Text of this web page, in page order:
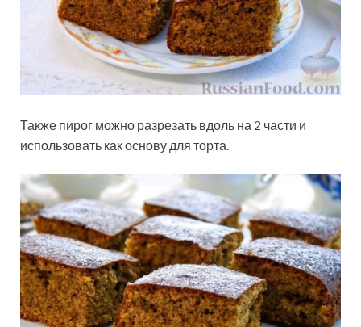
Также пирог можно разрезать вдоль на 2 части и
использовать как основу для торта.